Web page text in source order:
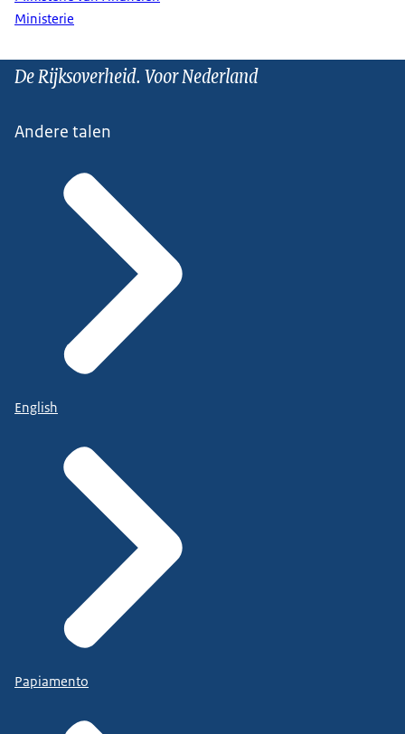
Ministerie
De Rijksoverheid. Voor Nederland
Andere talen
English
Papiamento